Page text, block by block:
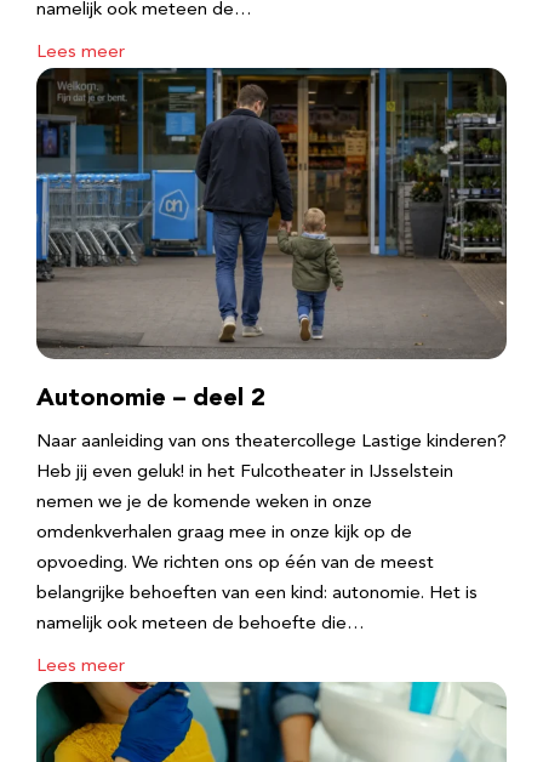
namelijk ook meteen de…
Lees meer
Autonomie – deel 2
Naar aanleiding van ons theatercollege Lastige kinderen?
Heb jij even geluk! in het Fulcotheater in IJsselstein
nemen we je de komende weken in onze
omdenkverhalen graag mee in onze kijk op de
opvoeding. We richten ons op één van de meest
belangrijke behoeften van een kind: autonomie. Het is
namelijk ook meteen de behoefte die…
Lees meer